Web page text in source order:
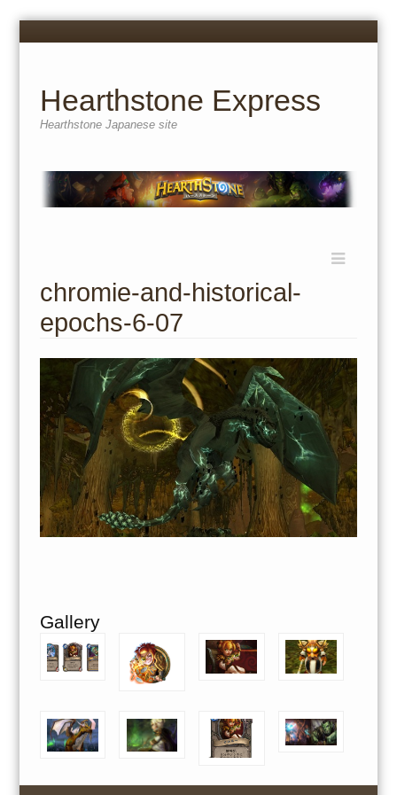
Menu
Hearthstone Express
Hearthstone Japanese site
content
chromie-and-historical-
epochs-6-07
Gallery